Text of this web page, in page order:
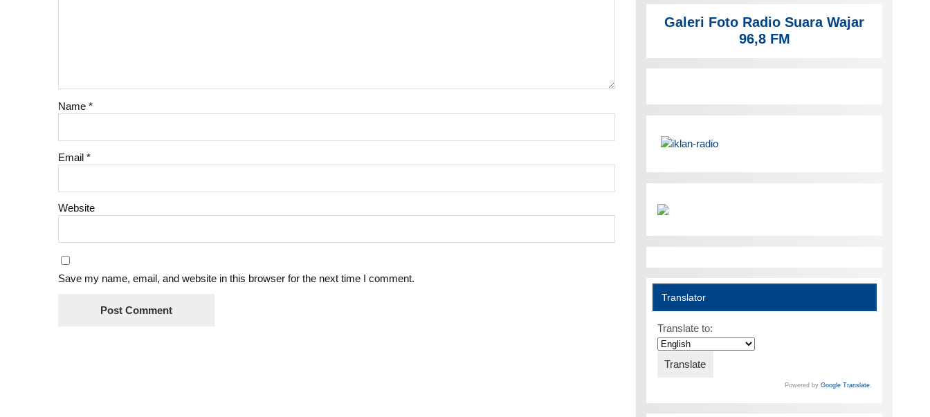
Name*
Email*
Website
Save my name, email, and website in this browser for the next time I comment.
Galeri Foto Radio Suara Wajar
96,8 FM
Translator
Translate to:
Powered by Google Translate.